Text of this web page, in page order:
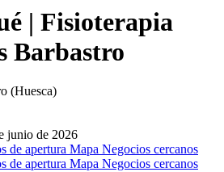
| Fisioterapia
Barbastro
(Huesca)
junio de 2026
de apertura Mapa Negocios cercanos
de apertura Mapa Negocios cercanos